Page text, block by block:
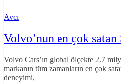
Avcı
Volvo’nun en çok
Volvo Cars’ın global ölçekte 2.7
markanın tüm zamanların en çok
deneyimi,